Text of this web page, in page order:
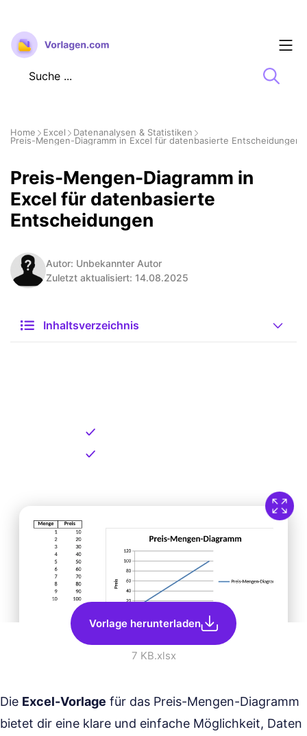
Zum
Inhalt
springen
Home Excel
Datenanalysen & Statistiken
Preis-Mengen-Diagramm in Excel für datenbasierte Entscheidungen
Preis-Mengen-Diagramm in
Excel für datenbasierte
Entscheidungen
Autor: Unbekannter Autor
Zuletzt aktualisiert: 14.08.2025
Inhaltsverzeichnis
Vorlage herunterladen
7 KB.xlsx
Die Excel-Vorlage für das Preis-Mengen-Diagramm
bietet dir eine klare und einfache Möglichkeit, Daten